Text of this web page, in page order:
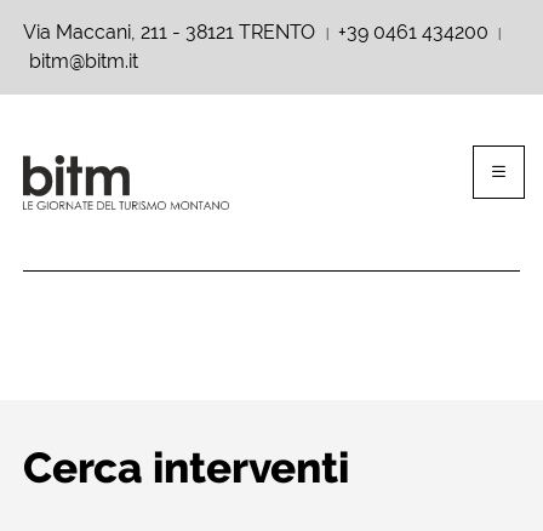
Via Maccani, 211 - 38121 TRENTO +39 0461 434200
bitm@bitm.it
Cerca interventi